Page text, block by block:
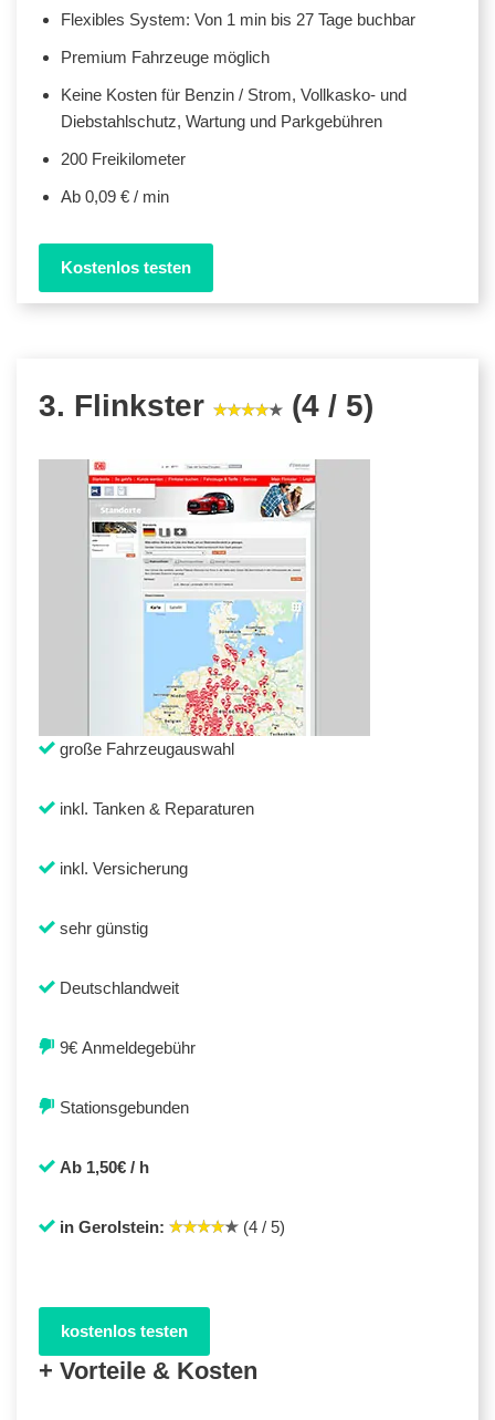
Flexibles System: Von 1 min bis 27 Tage buchbar
Premium Fahrzeuge möglich
Keine Kosten für Benzin / Strom, Vollkasko- und
Diebstahlschutz, Wartung und Parkgebühren
200 Freikilometer
Ab 0,09 € / min
Kostenlos testen
3. Flinkster (4 / 5)
große Fahrzeugauswahl
inkl. Tanken & Reparaturen
inkl. Versicherung
sehr günstig
Deutschlandweit
9€ Anmeldegebühr
Stationsgebunden
Ab 1,50€ / h
in Gerolstein: (4 / 5)
kostenlos testen
+ Vorteile & Kosten